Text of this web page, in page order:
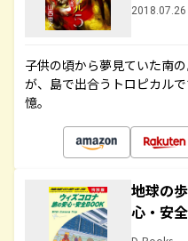
2018.07.26
子供の頃から夢見ていた南
が、島で出合うトロピカル
憶。
地球の
心・安